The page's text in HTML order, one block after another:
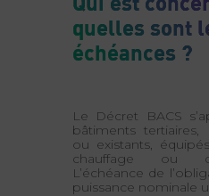
quelles sont
échéances ?
Le Décret BACS
bâtiments tertiaires,
ou existants,
chauffage ou
L’échéance de
puissance nominale